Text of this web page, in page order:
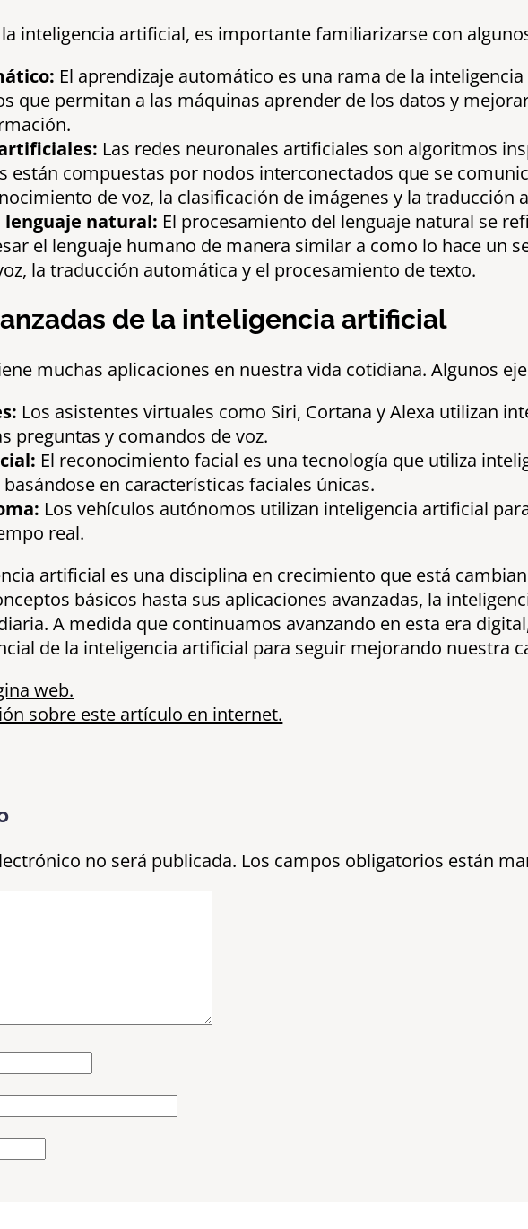
inteligencia artificial, es importante familiarizarse con
El aprendizaje automático es una rama de la
que permitan a las máquinas aprender de los datos y
Las redes neuronales artificiales son algoritmos
están compuestas por nodos interconectados que se
de voz, la clasificación de imágenes y la traducción
lenguaje natural: El procesamiento del lenguaje natural se
el lenguaje humano de manera similar a como lo hace un
la traducción automática y el procesamiento de texto.
de la inteligencia artificial
muchas aplicaciones en nuestra vida cotidiana. Algunos
Los asistentes virtuales como Siri, Cortana y Alexa utilizan
preguntas y comandos de voz.
El reconocimiento facial es una tecnología que utiliza
en características faciales únicas.
Los vehículos autónomos utilizan inteligencia artificial
real.
artificial es una disciplina en crecimiento que está
básicos hasta sus aplicaciones avanzadas, la
A medida que continuamos avanzando en esta era
de la inteligencia artificial para seguir mejorando nuestra
web.
sobre este artículo en internet.
no será publicada. Los campos obligatorios están